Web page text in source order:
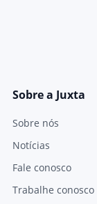
Sobre a Juxta
Sobre nós
Notícias
Fale conosco
Trabalhe conosco